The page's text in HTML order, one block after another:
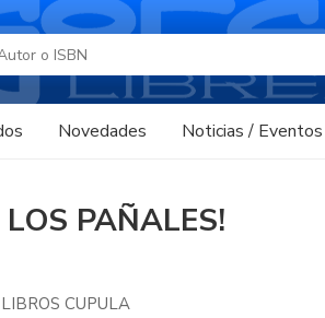
Novedades Noticias / Eventos
PAÑALES!
LIBROS CUPULA